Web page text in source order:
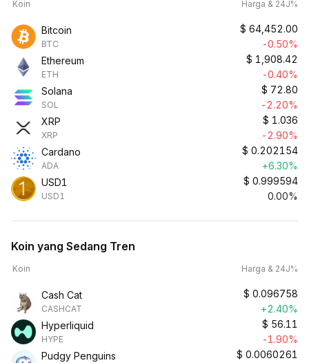
Koin Harga & 24J%
Bitcoin
BTC
$ 64,452.00
-0.50%
Ethereum
ETH
$ 1,908.42
-0.40%
Solana
SOL
$ 72.80
-2.20%
XRP
XRP
$ 1.036
-2.90%
Cardano
ADA
$ 0.202154
+6.30%
USD1
USD1
$ 0.999594
0.00%
Koin yang Sedang Tren
Koin Harga & 24J%
Cash Cat
CASHCAT
$ 0.096758
+2.40%
Hyperliquid
HYPE
$ 56.11
-1.90%
Pudgy Penguins
$ 0.0060261